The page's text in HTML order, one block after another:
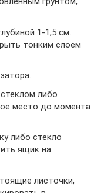
1-1,5 см.
тонким слоем
либо
место до момента
либо стекло
ящик на
листочки,